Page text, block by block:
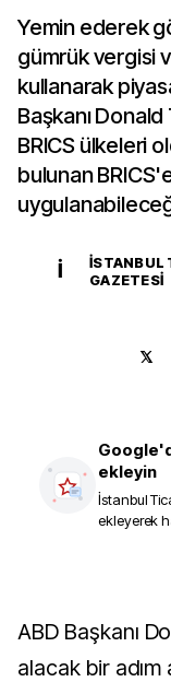
Yemin ederek
gümrük vergisi
kullanarak
Başkanı
BRICS ülkeleri
bulunan
İ
İSTANBUL
GAZETESI
ekleyin
İstanbul
ekleyerek
ABD Başkanı Donald Trump, doların yerini
alacak bir adım